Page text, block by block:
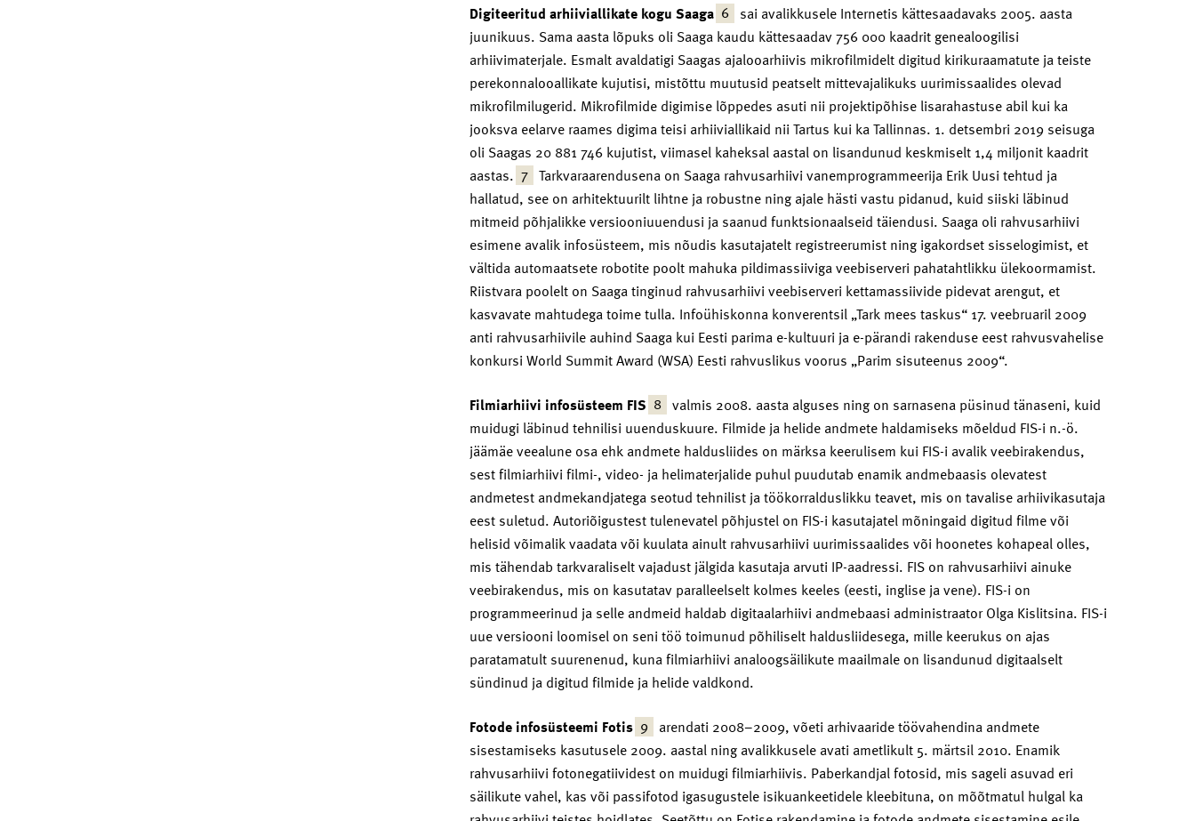
Digiteeritud arhiiviallikate kogu Saaga 6 sai avalikkusele Internetis kättesaadavaks 2005. aasta
juunikuus. Sama aasta lõpuks oli Saaga kaudu kättesaadav 756 000 kaadrit genealoogilisi
arhiivimaterjale. Esmalt avaldatigi Saagas ajalooarhiivis mikrofilmidelt digitud kirikuraamatute ja teiste
perekonnalooallikate kujutisi, mistõttu muutusid peatselt mittevajalikuks uurimissaalides olevad
mikrofilmilugerid. Mikrofilmide digimise lõppedes asuti nii projektipõhise lisarahastuse abil kui ka
jooksva eelarve raames digima teisi arhiiviallikaid nii Tartus kui ka Tallinnas. 1. detsembri 2019 seisuga
oli Saagas 20 881 746 kujutist, viimasel kaheksal aastal on lisandunud keskmiselt 1,4 miljonit kaadrit
aastas. 7 Tarkvaraarendusena on Saaga rahvusarhiivi vanemprogrammeerija Erik Uusi tehtud ja
hallatud, see on arhitektuurilt lihtne ja robustne ning ajale hästi vastu pidanud, kuid siiski läbinud
mitmeid põhjalikke versiooniuuendusi ja saanud funktsionaalseid täiendusi. Saaga oli rahvusarhiivi
esimene avalik infosüsteem, mis nõudis kasutajatelt registreerumist ning igakordset sisselogimist, et
vältida automaatsete robotite poolt mahuka pildimassiiviga veebiserveri pahatahtlikku ülekoormamist.
Riistvara poolelt on Saaga tinginud rahvusarhiivi veebiserveri kettamassiivide pidevat arengut, et
kasvavate mahtudega toime tulla. Infoühiskonna konverentsil „Tark mees taskus“ 17. veebruaril 2009
anti rahvusarhiivile auhind Saaga kui Eesti parima e-kultuuri ja e-pärandi rakenduse eest rahvusvahelise
konkursi World Summit Award (WSA) Eesti rahvuslikus voorus „Parim sisuteenus 2009“.
Filmiarhiivi infosüsteem FIS 8 valmis 2008. aasta alguses ning on sarnasena püsinud tänaseni, kuid
muidugi läbinud tehnilisi uuenduskuure. Filmide ja helide andmete haldamiseks mõeldud FIS-i n.-ö.
jäämäe veealune osa ehk andmete haldusliides on märksa keerulisem kui FIS-i avalik veebirakendus,
sest filmiarhiivi filmi-, video- ja helimaterjalide puhul puudutab enamik andmebaasis olevatest
andmetest andmekandjatega seotud tehnilist ja töökorralduslikku teavet, mis on tavalise arhiivikasutaja
eest suletud. Autoriõigustest tulenevatel põhjustel on FIS-i kasutajatel mõningaid digitud filme või
helisid võimalik vaadata või kuulata ainult rahvusarhiivi uurimissaalides või hoonetes kohapeal olles,
mis tähendab tarkvaraliselt vajadust jälgida kasutaja arvuti IP-aadressi. FIS on rahvusarhiivi ainuke
veebirakendus, mis on kasutatav paralleelselt kolmes keeles (eesti, inglise ja vene). FIS-i on
programmeerinud ja selle andmeid haldab digitaalarhiivi andmebaasi administraator Olga Kislitsina. FIS-i
uue versiooni loomisel on seni töö toimunud põhiliselt haldusliidesega, mille keerukus on ajas
paratamatult suurenenud, kuna filmiarhiivi analoogsäilikute maailmale on lisandunud digitaalselt
sündinud ja digitud filmide ja helide valdkond.
Fotode infosüsteemi Fotis 9 arendati 2008–2009, võeti arhivaaride töövahendina andmete
sisestamiseks kasutusele 2009. aastal ning avalikkusele avati ametlikult 5. märtsil 2010. Enamik
rahvusarhiivi fotonegatiividest on muidugi filmiarhiivis. Paberkandjal fotosid, mis sageli asuvad eri
säilikute vahel, kas või passifotod igasugustele isikuankeetidele kleebituna, on mõõtmatul hulgal ka